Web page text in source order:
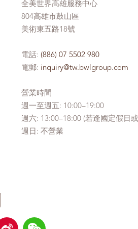
全美世界高雄服務中心
804高雄市鼓山區
美術東五路18號
電話: (886) 07 5502 980
電郵: inquiry@tw.bwlgroup.com
營業時間
週一至週五: 10:00–19:00
週六: 13:00–18:00 (若逢國定假日
週日: 不營業